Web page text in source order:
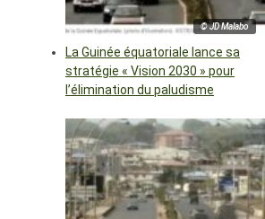
© JD Malabo
La Guinée équatoriale lance sa
stratégie « Vision 2030 » pour
l’élimination du paludisme